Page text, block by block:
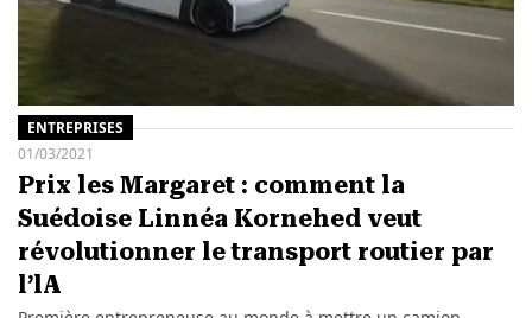
ENTREPRISES
01/03/2021
Prix les Margaret : comment la
Suédoise Linnéa Kornehed veut
révolutionner le transport routier par
l’lA